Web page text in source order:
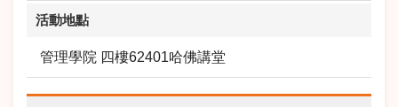
活動地點
管理學院 四樓62401哈佛講堂